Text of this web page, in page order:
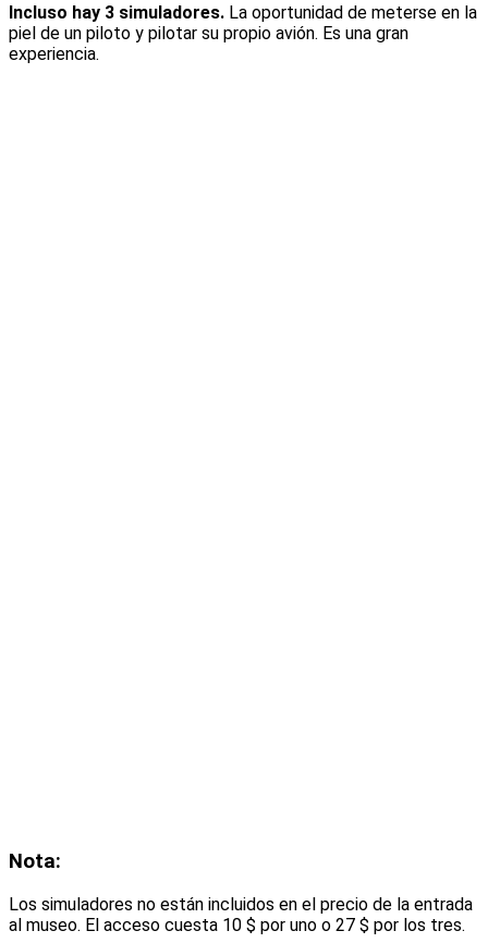
Incluso hay 3 simuladores. La oportunidad de meterse en la
piel de un piloto y pilotar su propio avión. Es una gran
experiencia.
Nota:
Los simuladores no están incluidos en el precio de la entrada
al museo. El acceso cuesta 10 $ por uno o 27 $ por los tres.